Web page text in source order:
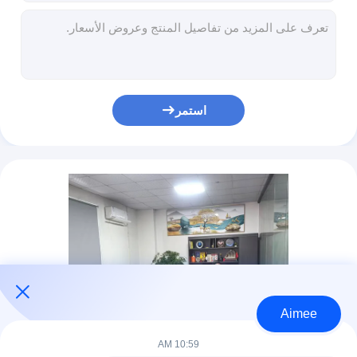
وكيل شحن سريع مع دعم عملاء على مدار الساعة وطوال أيام الأسبوع وخدمات تجميع المستودعات من الصين إلى الولايات المتحدة الأمريكية
وكيل شحن صيني موثوق به لخدمات شحن الحاويات 20 قدم و 40 قدمًا
وكيل شحن البضائع الخطرة من الصين إلى ألمانيا من الباب إلى الباب للشحن الدولي
شحن حاويات موثوق به من الصين إلى ألمانيا من الباب إلى الباب دولي
الشحن الجوي من الصين إلى ألمانيا من الباب إلى الباب وكيل شحن دولي
استمر
Aimee
10:59 AM